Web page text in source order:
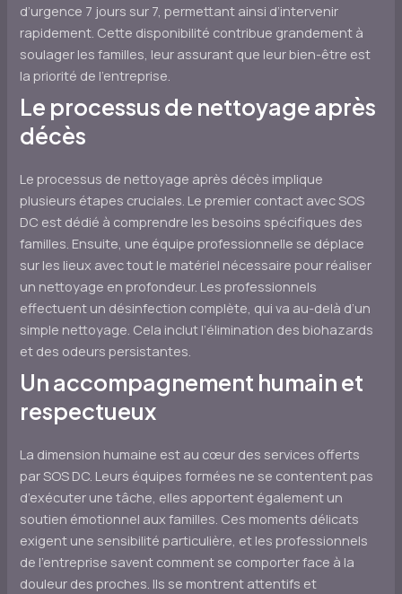
d’urgence 7 jours sur 7, permettant ainsi d’intervenir
rapidement. Cette disponibilité contribue grandement à
soulager les familles, leur assurant que leur bien-être est
la priorité de l’entreprise.
Le processus de nettoyage après
décès
Le processus de nettoyage après décès implique
plusieurs étapes cruciales. Le premier contact avec SOS
DC est dédié à comprendre les besoins spécifiques des
familles. Ensuite, une équipe professionnelle se déplace
sur les lieux avec tout le matériel nécessaire pour réaliser
un nettoyage en profondeur. Les professionnels
effectuent un désinfection complète, qui va au-delà d’un
simple nettoyage. Cela inclut l’élimination des biohazards
et des odeurs persistantes.
Un accompagnement humain et
respectueux
La dimension humaine est au cœur des services offerts
par SOS DC. Leurs équipes formées ne se contentent pas
d’exécuter une tâche, elles apportent également un
soutien émotionnel aux familles. Ces moments délicats
exigent une sensibilité particulière, et les professionnels
de l’entreprise savent comment se comporter face à la
douleur des proches. Ils se montrent attentifs et